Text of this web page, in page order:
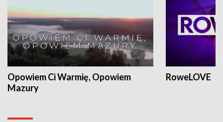
Opowiem Ci Warmię, Opowiem
Mazury
RoweLOVE